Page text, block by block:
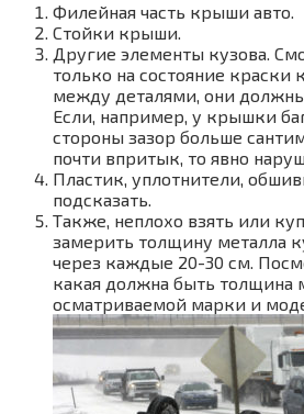
Филейная часть крыши авто.
Стойки крыши.
Другие элементы кузова.
только на состояние краски
между деталями, они
Если, например, у крышки
стороны зазор больше
почти впритык, то явно
Пластик, уплотнители,
подсказать.
Также, неплохо взять или
замерить толщину металла
через каждые 20-30 см.
какая должна быть толщина
осматриваемой марки и